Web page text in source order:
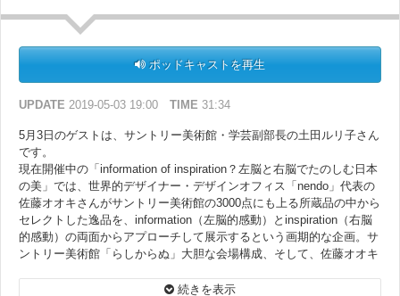
ポッドキャストを再生
UPDATE 2019-05-03 19:00 TIME 31:34
5月3日のゲストは、サントリー美術館・学芸副部長の土田ルリ子さん
です。
現在開催中の「information of inspiration？左脳と右脳でたのしむ日本
の美」では、世界的デザイナー・デザインオフィス「nendo」代表の
佐藤オオキさんがサントリー美術館の3000点にも上る所蔵品の中から
セレクトした逸品を、information（左脳的感動）とinspiration（右脳
的感動）の両面からアプローチして展示するという画期的な企画。サ
ントリー美術館「らしからぬ」大胆な会場構成、そして、佐藤オオキ
ころを解説していただきます（展覧会は6月2日日曜日まで開催）。
続きを表示